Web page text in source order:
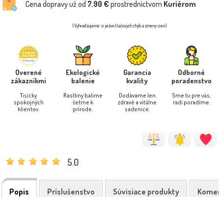
Cena dopravy už od 7.90 € prostredníctvom Kuriérom
(Vyhradzujeme si právo tlačových chýb a zmeny cien)
Overené
zákazníkmi
Tisícky
spokojných
klientov.
Ekologické
balenie
Rastliny balíme
šetrne k
prírode.
Garancia
kvality
Dodávame len
zdravé a vitálne
sadenice.
Odborné
poradenstvo
Sme tu pre vás,
radi poradíme.
5.0
Popis Príslušenstvo Súvisiace produkty